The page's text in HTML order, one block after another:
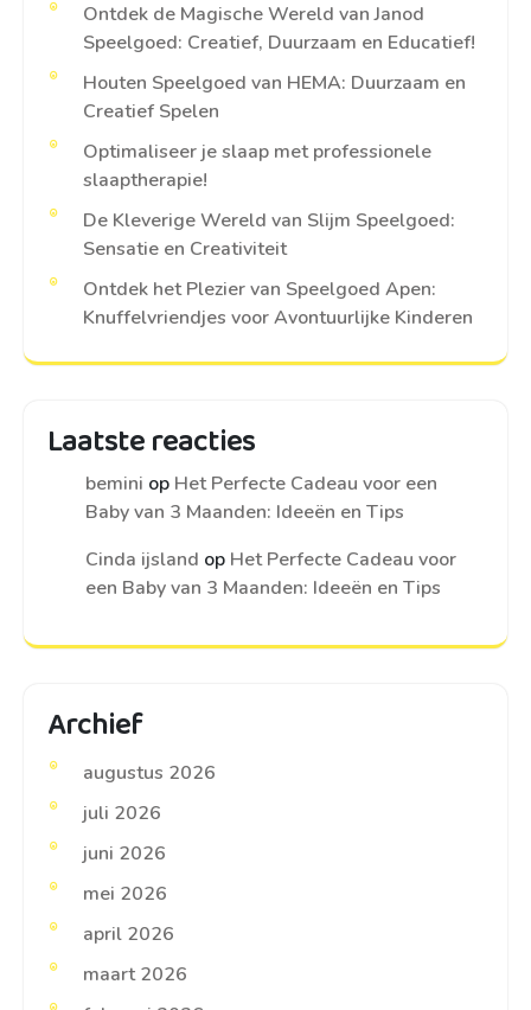
Ontdek de Magische Wereld van Janod
Speelgoed: Creatief, Duurzaam en Educatief!
Houten Speelgoed van HEMA: Duurzaam en
Creatief Spelen
Optimaliseer je slaap met professionele
slaaptherapie!
De Kleverige Wereld van Slijm Speelgoed:
Sensatie en Creativiteit
Ontdek het Plezier van Speelgoed Apen:
Knuffelvriendjes voor Avontuurlijke Kinderen
Laatste reacties
bemini op Het Perfecte Cadeau voor een
Baby van 3 Maanden: Ideeën en Tips
Cinda ijsland op Het Perfecte Cadeau voor
een Baby van 3 Maanden: Ideeën en Tips
Archief
augustus 2026
juli 2026
juni 2026
mei 2026
april 2026
maart 2026